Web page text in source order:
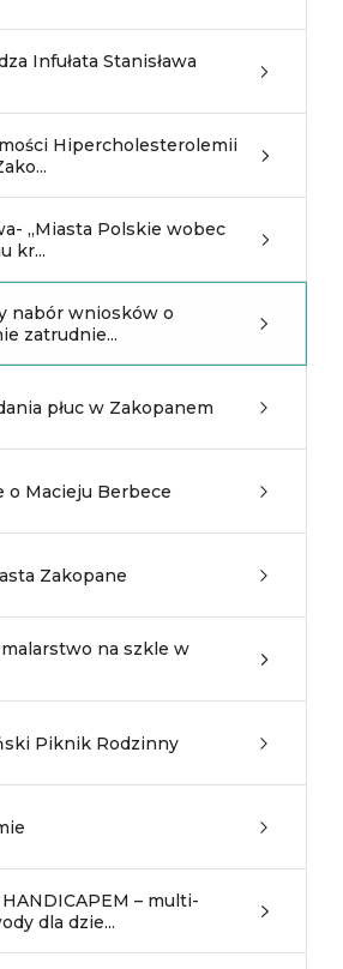
Infułata Stanisława
Hipercholesterolemii
„Miasta Polskie wobec
kr...
nabór wniosków o
zatrudnie...
płuc w Zakopanem
o Macieju Berbece
Zakopane
na szkle w
Piknik Rodzinny
– multi-
dla dzie...